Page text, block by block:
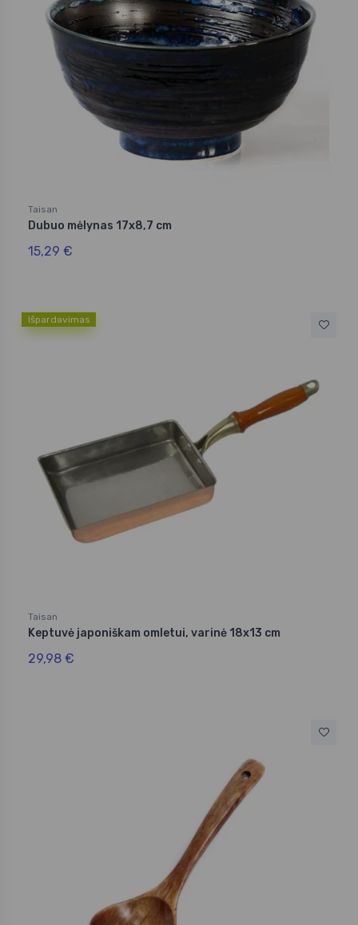
Taisan
Dubuo mėlynas 17x8,7 cm
15,29 €
Išpardavimas
Taisan
Keptuvė japoniškam omletui, varinė 18x13 cm
29,98 €